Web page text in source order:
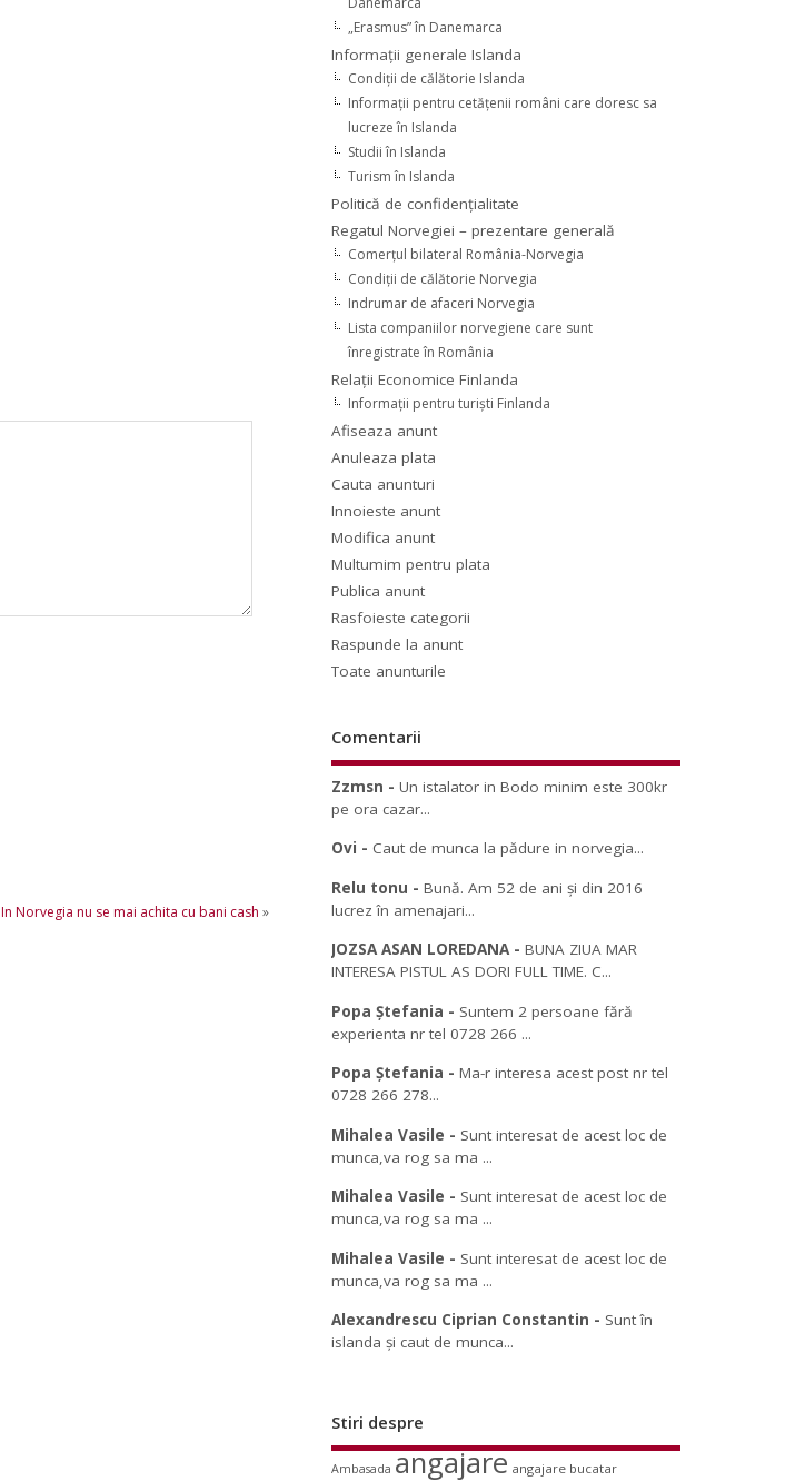
In Norvegia nu se mai achita cu bani cash »
„Erasmus” în Danemarca
Informaţii generale Islanda
Condiţii de călătorie Islanda
Informaţii pentru cetăţenii români care doresc sa
lucreze în Islanda
Studii în Islanda
Turism în Islanda
Politică de confidențialitate
Regatul Norvegiei – prezentare generală
Comerţul bilateral România-Norvegia
Condiții de călătorie Norvegia
Indrumar de afaceri Norvegia
Lista companiilor norvegiene care sunt
înregistrate în România
Relaţii Economice Finlanda
Informaţii pentru turişti Finlanda
Afiseaza anunt
Anuleaza plata
Cauta anunturi
Innoieste anunt
Modifica anunt
Multumim pentru plata
Publica anunt
Rasfoieste categorii
Raspunde la anunt
Toate anunturile
Comentarii
Zzmsn -Un istalator in Bodo minim este 300kr
pe ora cazar...
Ovi - Caut de munca la pădure in norvegia...
Relu tonu -Bună. Am 52 de ani și din 2016
lucrez în amenajari...
JOZSA ASAN LOREDANA-BUNA ZIUA MAR
INTERESA PISTUL AS DORI FULL TIME. C...
Popa Ștefania - Suntem 2 persoane fără
experienta nr tel 0728 266 ...
Popa Ștefania -Ma-r interesa acest post nr tel
0728 266 278...
Mihalea Vasile - Sunt interesat de acest loc de
munca,va rog sa ma ...
Mihalea Vasile - Sunt interesat de acest loc de
munca,va rog sa ma ...
Mihalea Vasile - Sunt interesat de acest loc de
munca,va rog sa ma ...
Alexandrescu Ciprian Constantin - Sunt în
islanda și caut de munca...
Stiri despre
Ambasada angajare angajare bucatar